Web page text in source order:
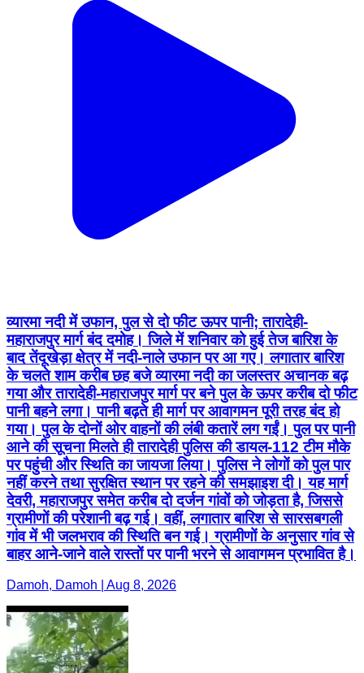
व्यारमा नदी में उफान, पुल से दो फीट ऊपर पानी; तारादेही-
महाराजपुर मार्ग बंद दमोह। जिले में शनिवार को हुई तेज बारिश के
बाद तेंदूखेड़ा क्षेत्र में नदी-नाले उफान पर आ गए। लगातार बारिश
के चलते शाम करीब छह बजे व्यारमा नदी का जलस्तर अचानक बढ़
गया और तारादेही-महाराजपुर मार्ग पर बने पुल के ऊपर करीब दो फीट
पानी बहने लगा। पानी बढ़ते ही मार्ग पर आवागमन पूरी तरह बंद हो
गया। पुल के दोनों ओर वाहनों की लंबी कतारें लग गईं। पुल पर पानी
आने की सूचना मिलते ही तारादेही पुलिस की डायल-112 टीम मौके
पर पहुंची और स्थिति का जायजा लिया। पुलिस ने लोगों को पुल पार
नहीं करने तथा सुरक्षित स्थान पर रहने की समझाइश दी। यह मार्ग
देवरी, महाराजपुर समेत करीब दो दर्जन गांवों को जोड़ता है, जिससे
ग्रामीणों की परेशानी बढ़ गई। वहीं, लगातार बारिश से सारसबगली
गांव में भी जलभराव की स्थिति बन गई। ग्रामीणों के अनुसार गांव से
बाहर आने-जाने वाले रास्तों पर पानी भरने से आवागमन प्रभावित है।
Damoh, Damoh | Aug 8, 2026